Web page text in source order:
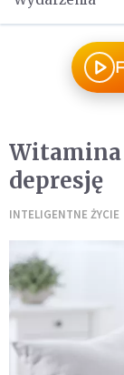
Witamina
depresję
INTELIGENTNE ŻYCIE